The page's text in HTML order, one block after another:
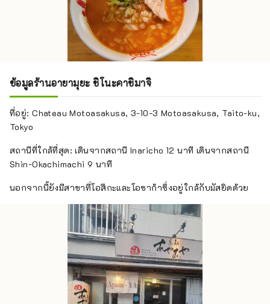
ข้อมูลร้านอายามุยะ ชิโนะคาชิมาจิ
ที่อยู่: Chateau Motoasakusa, 3-10-3 Motoasakusa, Taito-ku,
Tokyo
สถานีที่ใกล้ที่สุด: เดินจากสถานี Inaricho 12 นาที เดินจากสถานี
Shin-Okachimachi 9 นาที
นอกจากนี้ยังมีสาขาที่โอสึกะและโอซาก้าซึ่งอยู่ใกล้กับมัสยิดด้วย